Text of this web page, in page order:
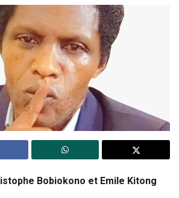
Bobiokono et Emile Kitong